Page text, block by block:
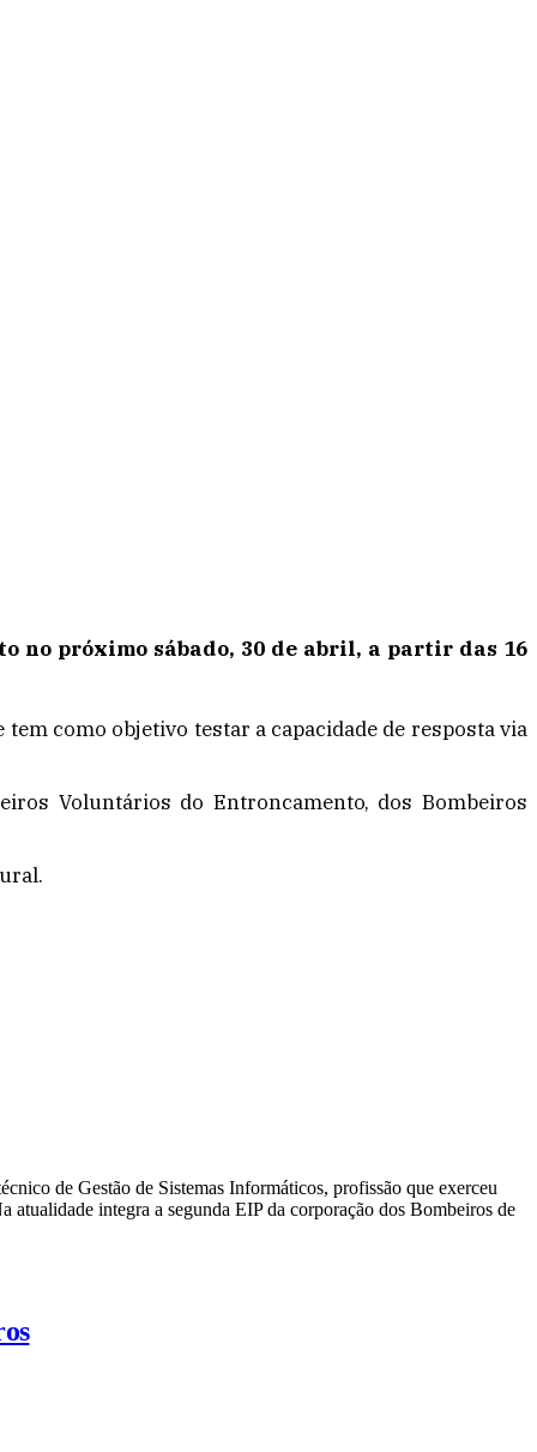
no próximo sábado, 30 de abril, a partir das 16
como objetivo testar a capacidade de resposta via
Voluntários do Entroncamento, dos Bombeiros
de Gestão de Sistemas Informáticos, profissão que exerceu
atualidade integra a segunda EIP da corporação dos Bombeiros de